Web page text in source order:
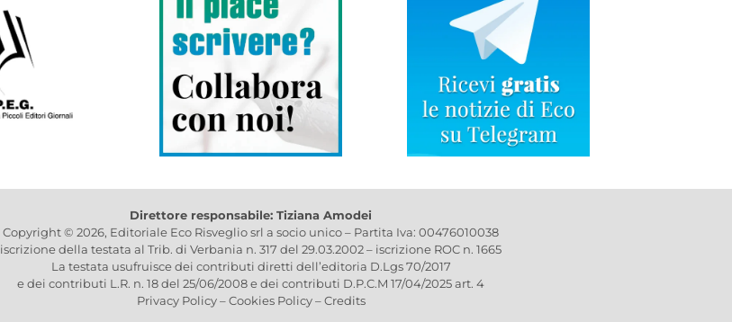
Direttore responsabile: Tiziana Amodei
Copyright © 2026, Editoriale Eco Risveglio srl a socio unico – Partita Iva: 00476010038
iscrizione della testata al Trib. di Verbania n. 317 del 29.03.2002 – iscrizione ROC n. 1665
La testata usufruisce dei contributi diretti dell’editoria D.Lgs 70/2017
e dei contributi L.R. n. 18 del 25/06/2008 e dei contributi D.P.C.M 17/04/2025 art. 4
Privacy Policy–Cookies Policy–Credits